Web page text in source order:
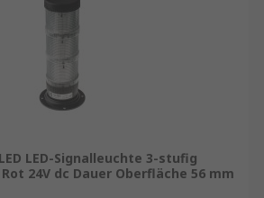
LED LED-Signalleuchte 3-stufig
24V dc Dauer Oberfläche 56 mm